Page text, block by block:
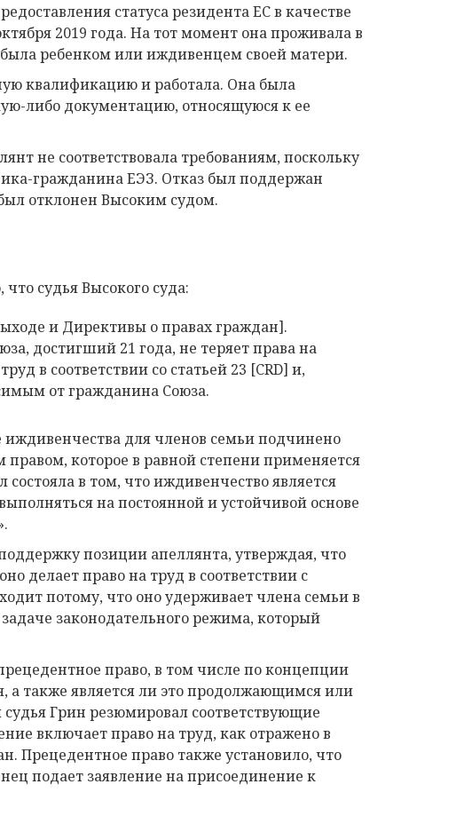
статуса резидента ЕС в качестве
2019 года. На тот момент она проживала в
ребенком или иждивенцем своей матери.
квалификацию и работала. Она была
либо документацию, относящуюся к ее
не соответствовала требованиям, поскольку
гражданина ЕЭЗ. Отказ был поддержан
отклонен Высоким судом.
судья Высокого суда:
и Директивы о правах граждан].
достигший 21 года, не теряет права на
в соответствии со статьей 23 [CRD] и,
от гражданина Союза.
для членов семьи подчинено
которое в равной степени применяется
в том, что иждивенчество является
на постоянной и устойчивой основе
позиции апеллянта, утверждая, что
делает право на труд в соответствии с
потому, что оно удерживает члена семьи в
законодательного режима, который
право, в том числе по концепции
а также является ли это продолжающимся или
Грин резюмировал соответствующие
включает право на труд, как отражено в
Прецедентное право также установило, что
подает заявление на присоединение к